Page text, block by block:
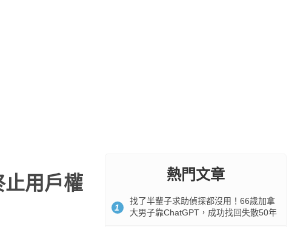
用戶權
熱門文章
1
找了半輩子求助偵探都沒用！66歲加拿
大男子靠ChatGPT，成功找回失散50年